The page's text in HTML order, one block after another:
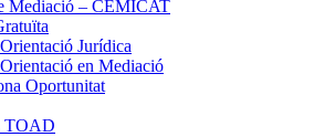
Mediació – CEMICAT
Jurídica
en Mediació
Oportunitat
TOAD